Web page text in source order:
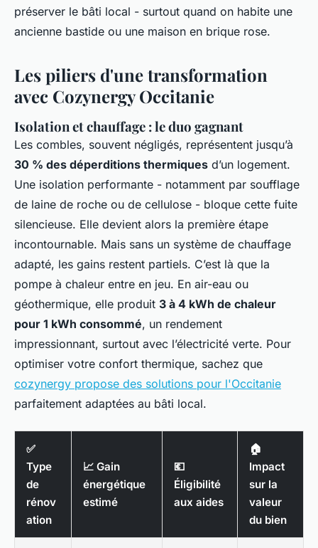
préserver le bâti local - surtout quand on habite une
ancienne bastide ou une maison en brique rose.
Les piliers d'une transformation
avec Cozynergy Occitanie
Isolation et chauffage : le duo gagnant
Les combles, souvent négligés, représentent jusqu’à
30 % des déperditions thermiques d’un logement.
Une isolation performante - notamment par soufflage
de laine de roche ou de cellulose - bloque cette fuite
silencieuse. Elle devient alors la première étape
incontournable. Mais sans un système de chauffage
adapté, les gains restent partiels. C’est là que la
pompe à chaleur entre en jeu. En air-eau ou
géothermique, elle produit 3 à 4 kWh de chaleur
pour 1 kWh consommé, un rendement
impressionnant, surtout avec l’électricité verte. Pour
optimiser votre confort thermique, sachez que
cozynergy propose des solutions pour l'Occitanie
parfaitement adaptées au bâti local.
✅
Type
de
rénov
ation
📈 Gain
énergétique
estimé
💶
Éligibilité
aux aides
🏠
Impact
sur la
valeur
du bien